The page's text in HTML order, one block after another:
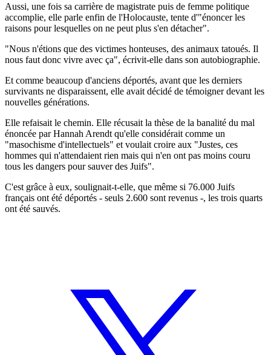
Aussi, une fois sa carrière de magistrate puis de femme politique
accomplie, elle parle enfin de l'Holocauste, tente d'"énoncer les
raisons pour lesquelles on ne peut plus s'en détacher".
"Nous n'étions que des victimes honteuses, des animaux tatoués. Il
nous faut donc vivre avec ça", écrivit-elle dans son autobiographie.
Et comme beaucoup d'anciens déportés, avant que les derniers
survivants ne disparaissent, elle avait décidé de témoigner devant les
nouvelles générations.
Elle refaisait le chemin. Elle récusait la thèse de la banalité du mal
énoncée par Hannah Arendt qu'elle considérait comme un
"masochisme d'intellectuels" et voulait croire aux "Justes, ces
hommes qui n'attendaient rien mais qui n'en ont pas moins couru
tous les dangers pour sauver des Juifs".
C'est grâce à eux, soulignait-t-elle, que même si 76.000 Juifs
français ont été déportés - seuls 2.600 sont revenus -, les trois quarts
ont été sauvés.